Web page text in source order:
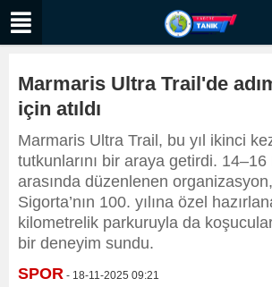
Marmaris Ultra Trail'de
için atıldı
Marmaris Ultra Trail, bu yıl ikinci
tutkunlarını bir araya getirdi. 14–16
arasında düzenlenen
Sigorta’nın 100. yılına özel
kilometrelik parkuruyla da
bir deneyim sundu.
SPOR - 18-11-2025 09:21